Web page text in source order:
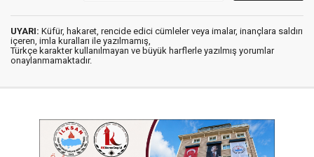
UYARI: Küfür, hakaret, rencide edici cümleler veya imalar, inançlara saldırı
içeren, imla kuralları ile yazılmamış,
Türkçe karakter kullanılmayan ve büyük harflerle yazılmış yorumlar
onaylanmamaktadır.